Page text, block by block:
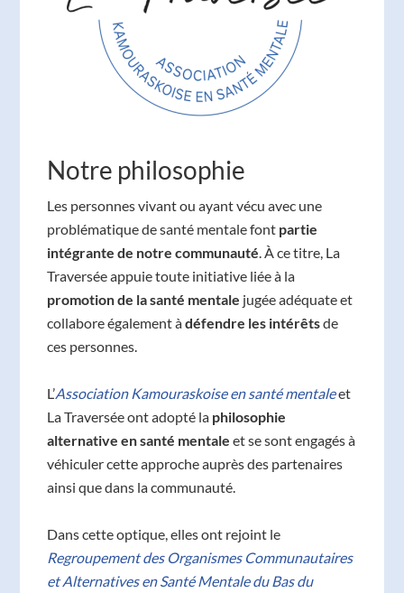
Notre philosophie
Les personnes vivant ou ayant vécu avec une
problématique de santé mentale font partie
intégrante de notre communauté. À ce titre, La
Traversée appuie toute initiative liée à la
promotion de la santé mentale jugée adéquate et
collabore également àdéfendre les intérêtsde
ces personnes.
L’Association Kamouraskoise en santé mentaleet
La Traversée ont adopté la philosophie
alternative en santé mentale et se sont engagés à
véhiculer cette approche auprès des partenaires
ainsi que dans la communauté.
Dans cette optique, elles ont rejoint le
Regroupement des Organismes Communautaires
et Alternatives en Santé Mentale du Bas du